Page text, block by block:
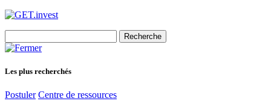
for:
Les plus recherchés
Postuler Centre de ressources